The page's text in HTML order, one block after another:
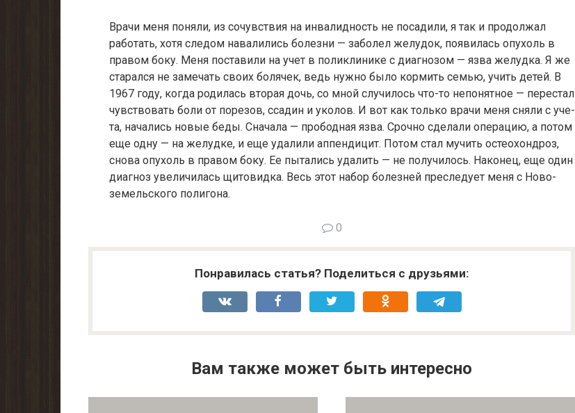
Врачи меня поняли, из сочувствия на инвалидность не посадили, я так и продолжал
работать, хотя следом навали­лись болезни — заболел желудок, появилась опухоль в
пра­вом боку. Меня поставили на учет в поликлинике с диагнозом — язва желудка. Я же
старался не замечать своих болячек, ведь нужно было кормить семью, учить детей. В
1967 году, когда родилась вторая дочь, со мной случилось что-то непонятное — перестал
чувствовать боли от порезов, ссадин и уколов. И вот как только врачи меня сняли с уче­
та, начались новые беды. Сначала — прободная язва. Сроч­но сделали операцию, а потом
еще одну — на желудке, и еще удалили аппендицит. Потом стал мучить остеохондроз,
снова опухоль в правом боку. Ее пытались удалить — не по­лучилось. Наконец, еще один
диагноз увеличилась щито­видка. Весь этот набор болезней преследует меня с Ново­
земельского полигона.
0
Понравилась статья? Поделиться с друзьями:
Вам также может быть интересно